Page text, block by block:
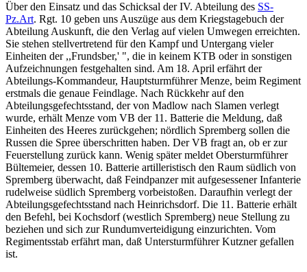
Über den Einsatz und das Schicksal der IV. Abteilung des SS-
Pz.Art. Rgt. 10 geben uns Auszüge aus dem Kriegstagebuch der
Abteilung Auskunft, die den Verlag auf vielen Umwegen erreichten.
Sie stehen stellvertretend für den Kampf und Untergang vieler
Einheiten der ,,Frundsber,' ", die in keinem KTB oder in sonstigen
Aufzeichnungen festgehalten sind. Am 18. April erfährt der
Abteilungs-Kommandeur, Hauptsturmführer Menze, beim Regiment
erstmals die genaue Feindlage. Nach Rückkehr auf den
Abteilungsgefechtsstand, der von Madlow nach Slamen verlegt
wurde, erhält Menze vom VB der 11. Batterie die Meldung, daß
Einheiten des Heeres zurückgehen; nördlich Spremberg sollen die
Russen die Spree überschritten haben. Der VB fragt an, ob er zur
Feuerstellung zurück kann. Wenig später meldet Obersturmführer
Bültemeier, dessen 10. Batterie artilleristisch den Raum südlich von
Spremberg überwacht, daß Feindpanzer mit aufgesessener Infanterie
rudelweise südlich Spremberg vorbeistoßen. Daraufhin verlegt der
Abteilungsgefechtsstand nach Heinrichsdorf. Die 11. Batterie erhält
den Befehl, bei Kochsdorf (westlich Spremberg) neue Stellung zu
beziehen und sich zur Rundumverteidigung einzurichten. Vom
Regimentsstab erfährt man, daß Untersturmführer Kutzner gefallen
ist.